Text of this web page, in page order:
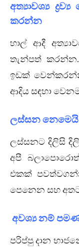
අත්‍යාවශ්‍ය
කරන්න
හාල් ආදී
තැන්පත්
ඉඩක්
ආදිය සඳහා
ලස්සන නෙමෙයි
ලස්සනට දිලිසි
අපී
එකක්
පෙනෙන සහ
අවශ්‍ය නම්
පරිප්පු දාන